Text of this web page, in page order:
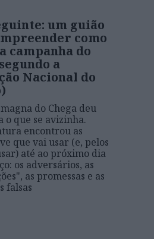
um guião
como
campanha do
a
Nacional do
do Chega deu
o que se avizinha.
encontrou as
que vai usar (e, pelos
até ao próximo dia
os adversários, as
as promessas e as
falsas